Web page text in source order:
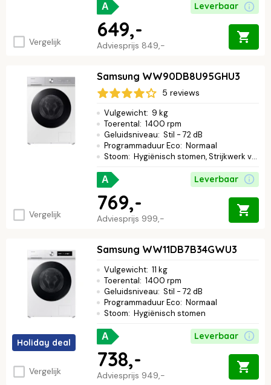
Vergelijk
A Leverbaar
Adviesprijs 849,-
649,-
Vergelijk
Samsung WW90DB8U95GHU3
5 reviews
Vulgewicht: 9 kg
Toerental: 1400 rpm
Geluidsniveau: Stil - 72 dB
Programmaduur Eco: Normaal
Stoom: Hygiënisch stomen, Strijkwerk verminderen
A Leverbaar
Adviesprijs 999,-
769,-
Holiday deal
Vergelijk
Samsung WW11DB7B34GWU3
Vulgewicht: 11 kg
Toerental: 1400 rpm
Geluidsniveau: Stil - 72 dB
Programmaduur Eco: Normaal
Stoom: Hygiënisch stomen
A Leverbaar
Adviesprijs 949,-
738,-